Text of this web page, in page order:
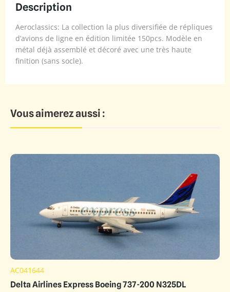
Description
Aeroclassics: La collection la plus diversifiée de répliques
d’avions de ligne en édition limitée 150pcs. Modèle en
métal déjà assemblé et décoré avec une très haute
finition (sans socle).
Vous aimerez aussi :
AC041644
Delta Airlines Express Boeing 737-200 N325DL